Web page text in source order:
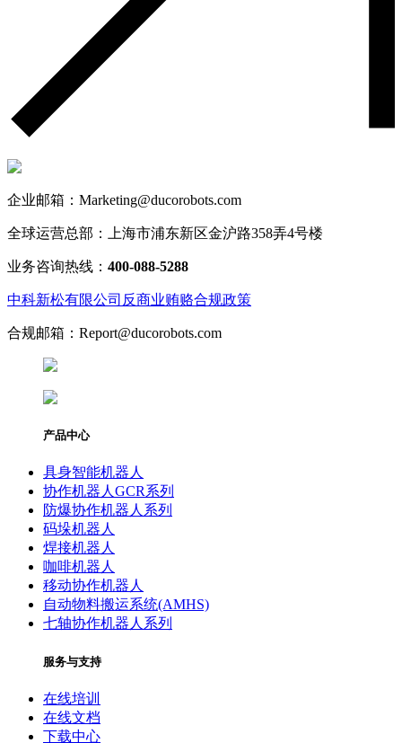
企业邮箱：Marketing@ducorobots.com
全球运营总部：上海市浦东新区金沪路358弄4号楼
业务咨询热线： 400-088-5288
中科新松有限公司反商业贿赂合规政策
合规邮箱：Report@ducorobots.com
产品中心
具身智能机器人
协作机器人GCR系列
防爆协作机器人系列
码垛机器人
焊接机器人
咖啡机器人
移动协作机器人
自动物料搬运系统(AMHS)
七轴协作机器人系列
服务与支持
在线培训
在线文档
下载中心